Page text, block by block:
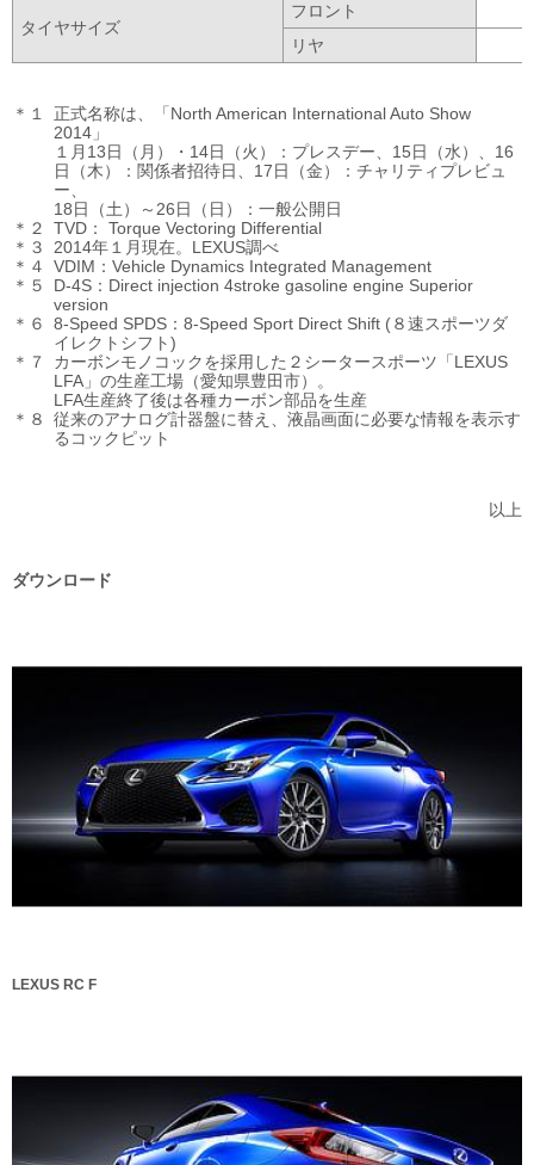
タイヤサイズ
フロント
リヤ
＊１
正式名称は、「North American International Auto Show
2014」
１月13日（月）・14日（火）：プレスデー、15日（水）、16
日（木）：関係者招待日、17日（金）：チャリティプレビュ
ー、
18日（土）～26日（日）：一般公開日
＊２
TVD： Torque Vectoring Differential
＊３
2014年１月現在。LEXUS調べ
＊４
VDIM：Vehicle Dynamics Integrated Management
＊５
D-4S：Direct injection 4stroke gasoline engine Superior
version
＊６
8-Speed SPDS：8-Speed Sport Direct Shift (８速スポーツダ
イレクトシフト)
＊７
カーボンモノコックを採用した２シータースポーツ「LEXUS
LFA」の生産工場（愛知県豊田市）。
LFA生産終了後は各種カーボン部品を生産
＊８
従来のアナログ計器盤に替え、液晶画面に必要な情報を表示す
るコックピット
以上
ダウンロード
LEXUS RC F